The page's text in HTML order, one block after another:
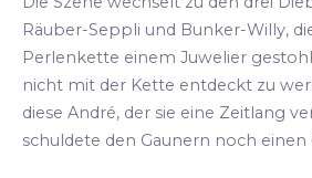
Räuber-Seppli und Bunker-Willy,
Perlenkette einem Juwelier
nicht mit der Kette entdeckt zu
diese André, der sie eine Zeitlang
schuldete den Gaunern noch einen